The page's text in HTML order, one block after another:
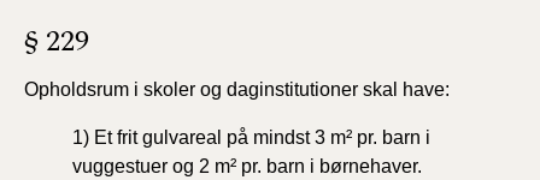
§ 229
Opholdsrum i skoler og daginstitutioner skal have:
1) Et frit gulvareal på mindst 3 m² pr. barn i
vuggestuer og 2 m² pr. barn i børnehaver.